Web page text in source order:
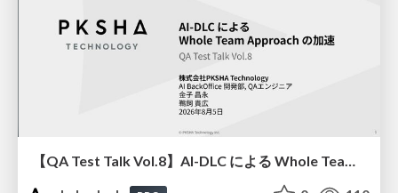
【QA Test Talk Vol.8】AI-DLC による Whole Team Approach の加速